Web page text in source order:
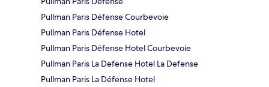
Pullman Paris Défense Courbevoie
Pullman Paris Défense Hotel
Pullman Paris Défense Hotel Courbevoie
Pullman Paris La Defense Hotel La Defense
Pullman Paris La Défense Hotel